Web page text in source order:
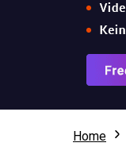
Home